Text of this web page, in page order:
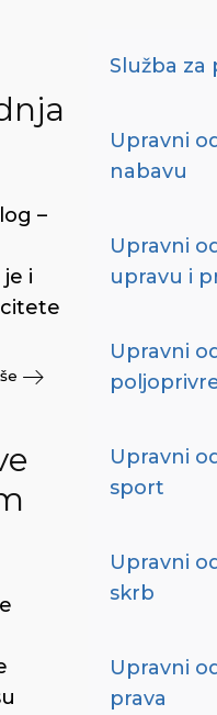
–
i
Služba za
Upravni
nabavu
Upravni
upravu i
Upravni
Upravni
sport
Upravni
skrb
Upravni
prava